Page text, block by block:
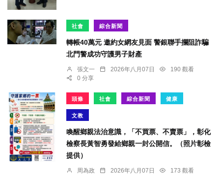
社會 綜合新聞
轉帳40萬元 邀約女網友見面 警銀聯手攔阻詐騙
北門警成功守護男子財產
張文一 2026年八月07日
190 觀看
0 分享
頭條 社會 綜合新聞 健康
文教
喚醒鄉親法治意識，「不買票、不賣票」，彰化
檢察長黃智勇發給鄉親一封公開信。（照片彰檢
提供）
周為政 2026年八月07日
173 觀看